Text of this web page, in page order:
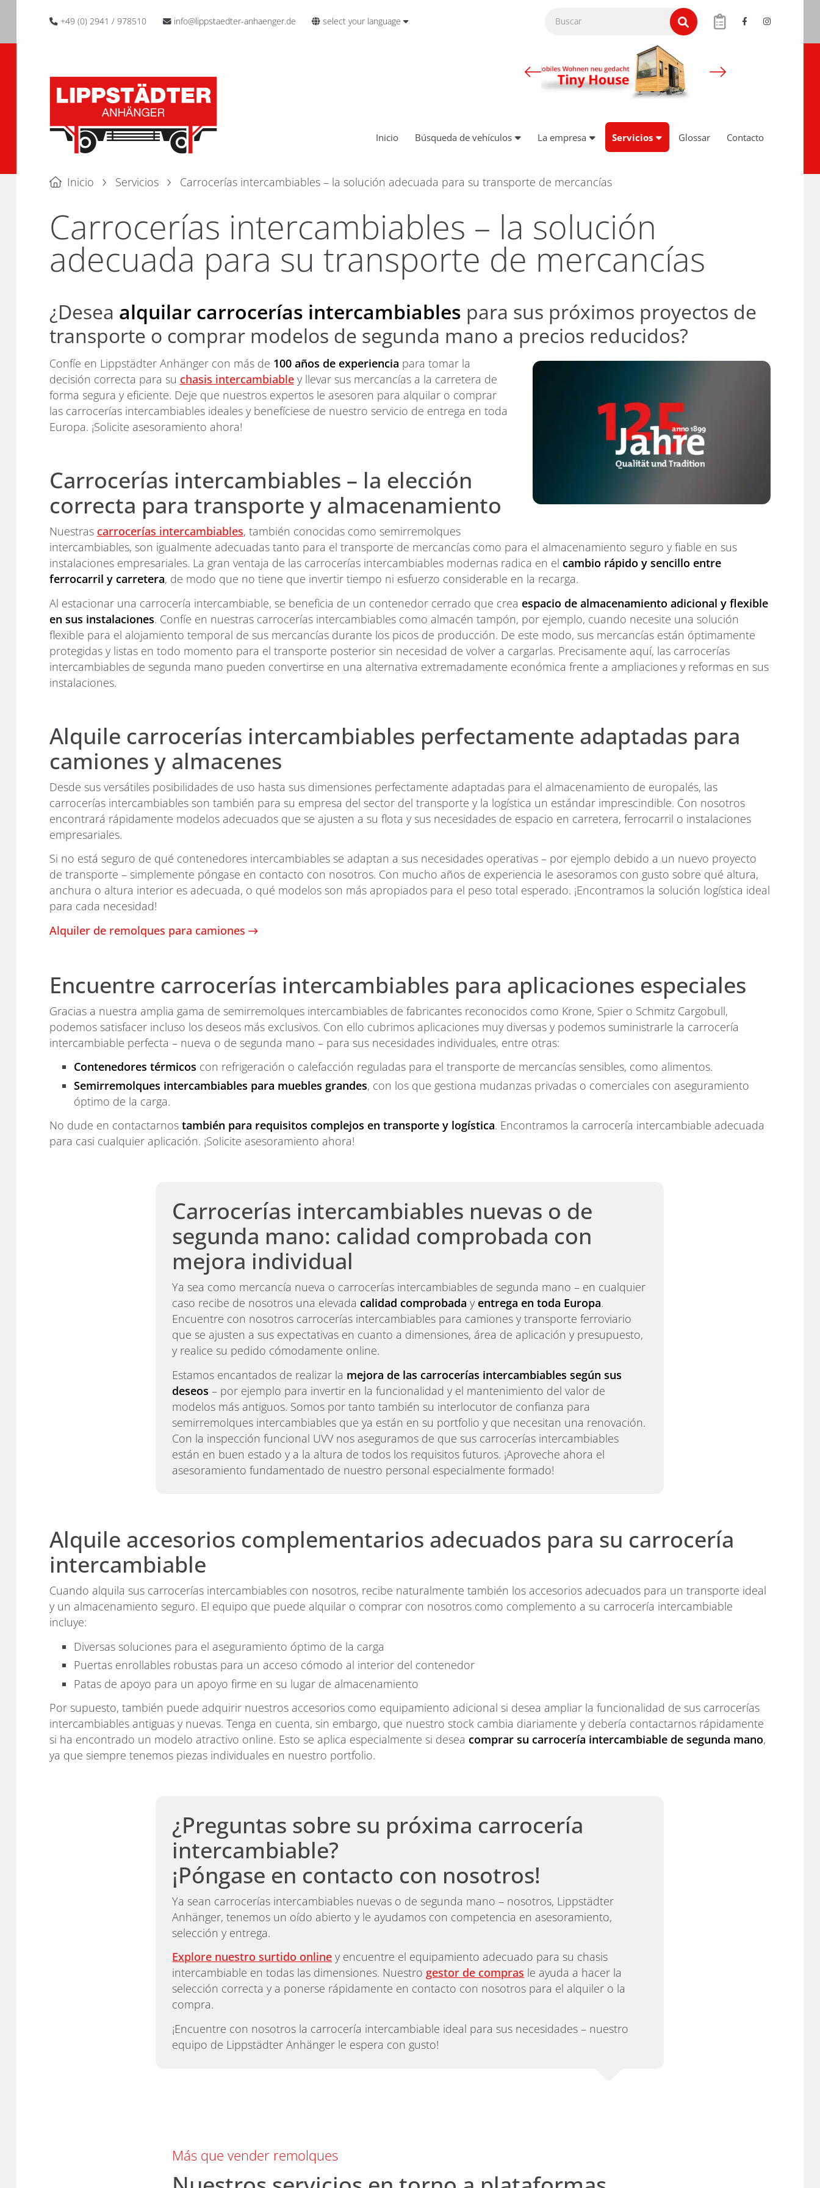
+49 (0) 2941 / 978510 info@lippstaedter-anhaenger.de select your language
Inicio Búsqueda de vehículos La empresa Servicios Glossar Contacto
Inicio Servicios Carrocerías intercambiables – la solución adecuada para su transporte de mercancías
Carrocerías intercambiables – la solución
adecuada para su transporte de mercancías
¿Desea alquilar carrocerías intercambiables para sus próximos proyectos de
transporte o comprar modelos de segunda mano a precios reducidos?
Confíe en Lippstädter Anhänger con más de 100 años de experiencia para tomar la
decisión correcta para su chasis intercambiabley llevar sus mercancías a la carretera de
forma segura y eficiente. Deje que nuestros expertos le asesoren para alquilar o comprar
las carrocerías intercambiables ideales y benefíciese de nuestro servicio de entrega en toda
Europa. ¡Solicite asesoramiento ahora!
Carrocerías intercambiables – la elección
correcta para transporte y almacenamiento
Nuestras carrocerías intercambiables, también conocidas como semirremolques
intercambiables, son igualmente adecuadas tanto para el transporte de mercancías como para el almacenamiento seguro y fiable en sus
instalaciones empresariales. La gran ventaja de las carrocerías intercambiables modernas radica en el cambio rápido y sencillo entre
ferrocarril y carretera, de modo que no tiene que invertir tiempo ni esfuerzo considerable en la recarga.
Al estacionar una carrocería intercambiable, se beneficia de un contenedor cerrado que crea espacio de almacenamiento adicional y flexible
en sus instalaciones. Confíe en nuestras carrocerías intercambiables como almacén tampón, por ejemplo, cuando necesite una solución
flexible para el alojamiento temporal de sus mercancías durante los picos de producción. De este modo, sus mercancías están óptimamente
protegidas y listas en todo momento para el transporte posterior sin necesidad de volver a cargarlas. Precisamente aquí, las carrocerías
intercambiables de segunda mano pueden convertirse en una alternativa extremadamente económica frente a ampliaciones y reformas en sus
instalaciones.
Alquile carrocerías intercambiables perfectamente adaptadas para
camiones y almacenes
Desde sus versátiles posibilidades de uso hasta sus dimensiones perfectamente adaptadas para el almacenamiento de europalés, las
carrocerías intercambiables son también para su empresa del sector del transporte y la logística un estándar imprescindible. Con nosotros
encontrará rápidamente modelos adecuados que se ajusten a su flota y sus necesidades de espacio en carretera, ferrocarril o instalaciones
empresariales.
Si no está seguro de qué contenedores intercambiables se adaptan a sus necesidades operativas – por ejemplo debido a un nuevo proyecto
de transporte – simplemente póngase en contacto con nosotros. Con mucho años de experiencia le asesoramos con gusto sobre qué altura,
anchura o altura interior es adecuada, o qué modelos son más apropiados para el peso total esperado. ¡Encontramos la solución logística ideal
para cada necesidad!
Alquiler de remolques para camiones
Encuentre carrocerías intercambiables para aplicaciones especiales
Gracias a nuestra amplia gama de semirremolques intercambiables de fabricantes reconocidos como Krone, Spier o Schmitz Cargobull,
podemos satisfacer incluso los deseos más exclusivos. Con ello cubrimos aplicaciones muy diversas y podemos suministrarle la carrocería
intercambiable perfecta – nueva o de segunda mano – para sus necesidades individuales, entre otras:
Contenedores térmicos con refrigeración o calefacción reguladas para el transporte de mercancías sensibles, como alimentos.
Semirremolques intercambiables para muebles grandes, con los que gestiona mudanzas privadas o comerciales con aseguramiento
óptimo de la carga.
No dude en contactarnos también para requisitos complejos en transporte y logística. Encontramos la carrocería intercambiable adecuada
para casi cualquier aplicación. ¡Solicite asesoramiento ahora!
Carrocerías intercambiables nuevas o de
segunda mano: calidad comprobada con
mejora individual
Ya sea como mercancía nueva o carrocerías intercambiables de segunda mano – en cualquier
caso recibe de nosotros una elevada calidad comprobada y entrega en toda Europa.
Encuentre con nosotros carrocerías intercambiables para camiones y transporte ferroviario
que se ajusten a sus expectativas en cuanto a dimensiones, área de aplicación y presupuesto,
y realice su pedido cómodamente online.
Estamos encantados de realizar la mejora de las carrocerías intercambiables según sus
deseos – por ejemplo para invertir en la funcionalidad y el mantenimiento del valor de
modelos más antiguos. Somos por tanto también su interlocutor de confianza para
semirremolques intercambiables que ya están en su portfolio y que necesitan una renovación.
Con la inspección funcional UVV nos aseguramos de que sus carrocerías intercambiables
están en buen estado y a la altura de todos los requisitos futuros. ¡Aproveche ahora el
asesoramiento fundamentado de nuestro personal especialmente formado!
Alquile accesorios complementarios adecuados para su carrocería
intercambiable
Cuando alquila sus carrocerías intercambiables con nosotros, recibe naturalmente también los accesorios adecuados para un transporte ideal
y un almacenamiento seguro. El equipo que puede alquilar o comprar con nosotros como complemento a su carrocería intercambiable
incluye:
Diversas soluciones para el aseguramiento óptimo de la carga
Puertas enrollables robustas para un acceso cómodo al interior del contenedor
Patas de apoyo para un apoyo firme en su lugar de almacenamiento
Por supuesto, también puede adquirir nuestros accesorios como equipamiento adicional si desea ampliar la funcionalidad de sus carrocerías
intercambiables antiguas y nuevas. Tenga en cuenta, sin embargo, que nuestro stock cambia diariamente y debería contactarnos rápidamente
si ha encontrado un modelo atractivo online. Esto se aplica especialmente si desea comprar su carrocería intercambiable de segunda mano,
ya que siempre tenemos piezas individuales en nuestro portfolio.
¿Preguntas sobre su próxima carrocería
intercambiable?
¡Póngase en contacto con nosotros!
Ya sean carrocerías intercambiables nuevas o de segunda mano – nosotros, Lippstädter
Anhänger, tenemos un oído abierto y le ayudamos con competencia en asesoramiento,
selección y entrega.
Explore nuestro surtido online y encuentre el equipamiento adecuado para su chasis
intercambiable en todas las dimensiones. Nuestro gestor de compras le ayuda a hacer la
selección correcta y a ponerse rápidamente en contacto con nosotros para el alquiler o la
compra.
¡Encuentre con nosotros la carrocería intercambiable ideal para sus necesidades – nuestro
equipo de Lippstädter Anhänger le espera con gusto!
Más que vender remolques